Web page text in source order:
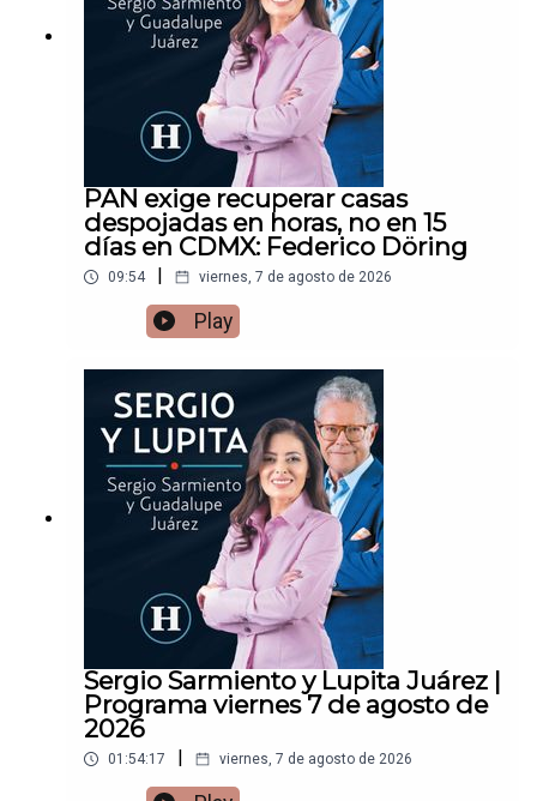
PAN exige recuperar casas
despojadas en horas, no en 15
días en CDMX: Federico Döring
09:54 viernes, 7 de agosto de 2026
Play
Sergio Sarmiento y Lupita Juárez |
Programa viernes 7 de agosto de
2026
01:54:17 viernes, 7 de agosto de 2026